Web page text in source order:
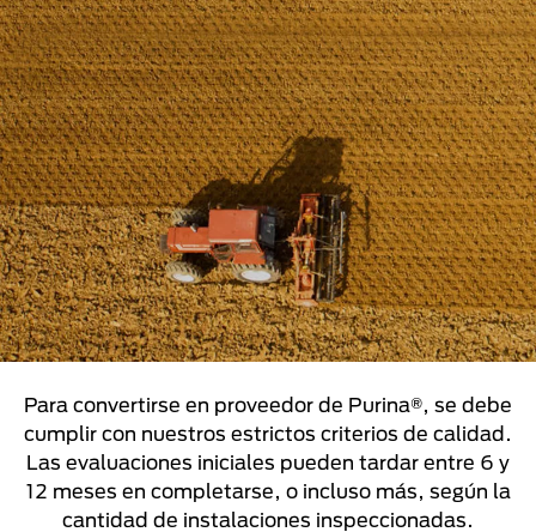
Para convertirse en proveedor de Purina®, se debe
cumplir con nuestros estrictos criterios de calidad.
Las evaluaciones iniciales pueden tardar entre 6 y
12 meses en completarse, o incluso más, según la
cantidad de instalaciones inspeccionadas.